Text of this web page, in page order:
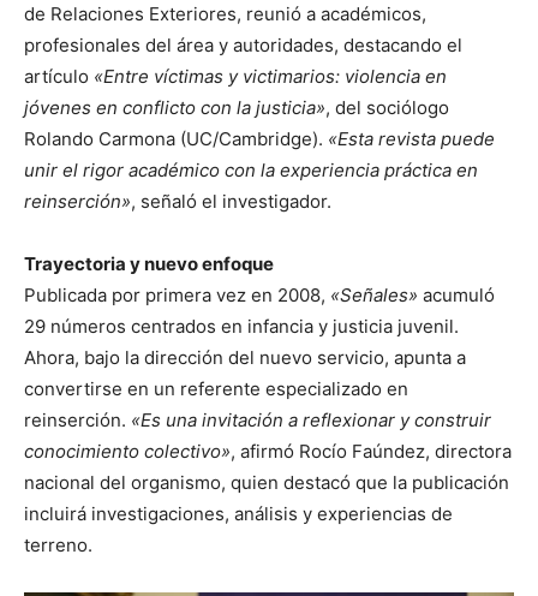
de Relaciones Exteriores, reunió a académicos,
profesionales del área y autoridades, destacando el
artículo «Entre víctimas y victimarios: violencia en
jóvenes en conflicto con la justicia», del sociólogo
Rolando Carmona (UC/Cambridge). «Esta revista puede
unir el rigor académico con la experiencia práctica en
reinserción», señaló el investigador.
Trayectoria y nuevo enfoque
Publicada por primera vez en 2008, «Señales» acumuló
29 números centrados en infancia y justicia juvenil.
Ahora, bajo la dirección del nuevo servicio, apunta a
convertirse en un referente especializado en
reinserción. «Es una invitación a reflexionar y construir
conocimiento colectivo», afirmó Rocío Faúndez, directora
nacional del organismo, quien destacó que la publicación
incluirá investigaciones, análisis y experiencias de
terreno.